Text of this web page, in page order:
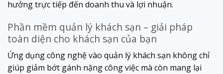
hưởng trực tiếp đến doanh thu và lợi nhuận.
Phần mềm quản lý khách sạn – giải pháp
toàn diện cho khách sạn của bạn
Ứng dụng công nghệ vào quản lý khách sạn không chỉ
giúp giảm bớt gánh nặng công việc mà còn mang lại